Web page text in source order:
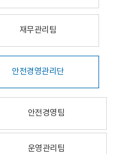
재무관리팀
안전경영관리단
안전경영팀
운영관리팀